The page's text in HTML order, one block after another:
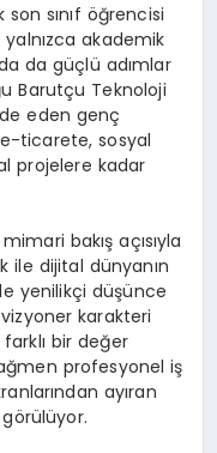
sınıf öğrencisi
akademik
da güçlü adımlar
Barutçu Teknoloji
eden genç
ticarete, sosyal
projelere kadar
bakış açısıyla
ile dijital dünyanın
yenilikçi düşünce
vizyoner karakteri
bir değer
profesyonel iş
ayıran